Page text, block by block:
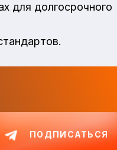
для долгосрочного
ПОДПИСАТЬСЯ